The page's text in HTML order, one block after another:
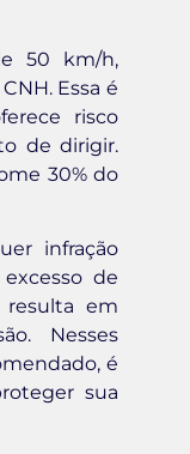
50 km/h,
Essa é
risco
de dirigir.
30% do
infração
de
em
Nesses
é
sua